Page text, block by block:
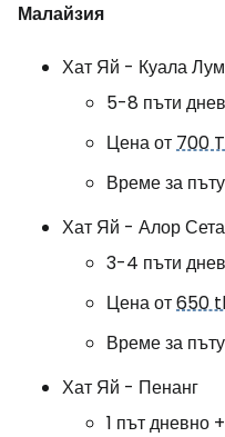
Малайзия
Хат Яй - Куала
5-8 пъти
Цена от700
Време за
Хат Яй - Алор
3-4 пъти
Цена от650
Време за
Хат Яй - Пенанг
1 път дневно